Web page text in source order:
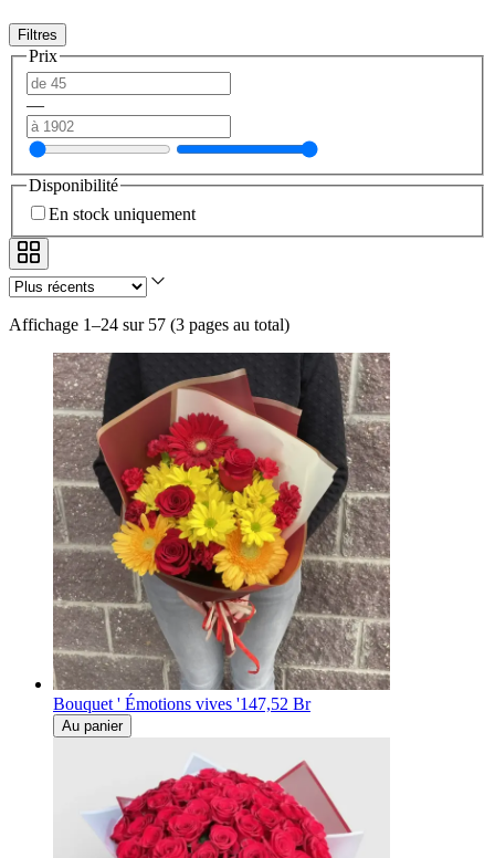
Filtres
Prix
—
Disponibilité
En stock uniquement
Affichage 1–24 sur 57 (3 pages au total)
Bouquet ' Émotions vives '147,52 Br
Au panier